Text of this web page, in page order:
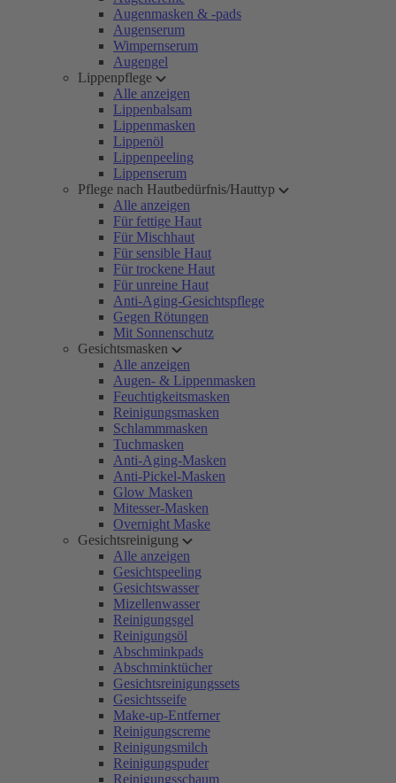
Augenmasken & -pads
Augenserum
Wimpernserum
Augengel
Lippenpflege
Alle anzeigen
Lippenbalsam
Lippenmasken
Lippenöl
Lippenpeeling
Lippenserum
Pflege nach Hautbedürfnis/Hauttyp
Alle anzeigen
Für fettige Haut
Für Mischhaut
Für sensible Haut
Für trockene Haut
Für unreine Haut
Anti-Aging-Gesichtspflege
Gegen Rötungen
Mit Sonnenschutz
Gesichtsmasken
Alle anzeigen
Augen- & Lippenmasken
Feuchtigkeitsmasken
Reinigungsmasken
Schlammmasken
Tuchmasken
Anti-Aging-Masken
Anti-Pickel-Masken
Glow Masken
Mitesser-Masken
Overnight Maske
Gesichtsreinigung
Alle anzeigen
Gesichtspeeling
Gesichtswasser
Mizellenwasser
Reinigungsgel
Reinigungsöl
Abschminkpads
Abschminktücher
Gesichtsreinigungssets
Gesichtsseife
Make-up-Entferner
Reinigungscreme
Reinigungsmilch
Reinigungspuder
Reinigungsschaum